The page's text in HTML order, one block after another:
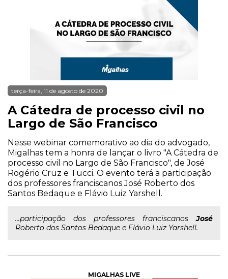
terça-feira, 11 de agosto de 2020
A Cátedra de processo civil no
Largo de São Francisco
Nesse webinar comemorativo ao dia do advogado,
Migalhas tem a honra de lançar o livro "A Cátedra de
processo civil no Largo de São Francisco", de José
Rogério Cruz e Tucci. O evento terá a participação
dos professores franciscanos José Roberto dos
Santos Bedaque e Flávio Luiz Yarshell.
...participação dos professores franciscanosJosé
Roberto dos Santos Bedaque e Flávio Luiz Yarshell.
MIGALHAS LIVE